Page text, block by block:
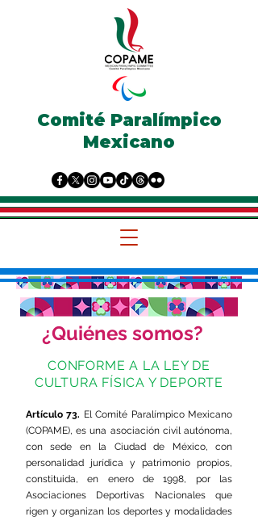
Comité Paralímpico
Mexicano
¿Quiénes somos?
CONFORME A LA LEY DE
CULTURA FÍSICA Y DEPORTE
Artículo 73. El Comité Paralímpico Mexicano
(COPAME), es una asociación civil autónoma,
con sede en la Ciudad de México, con
personalidad jurídica y patrimonio propios,
constituida, en enero de 1998, por las
Asociaciones Deportivas Nacionales que
rigen y organizan los deportes y modalidades